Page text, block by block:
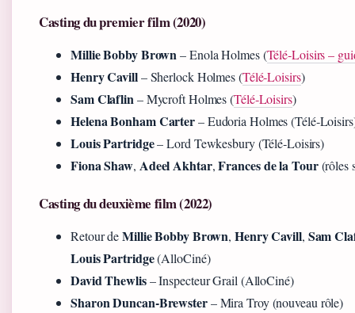
Casting du premier film (2020)
Millie Bobby Brown– Enola Holmes (Télé‑Loisirs –
Henry Cavill– Sherlock Holmes (Télé‑Loisirs)
Sam Claflin– Mycroft Holmes (Télé‑Loisirs)
Helena Bonham Carter– Eudoria Holmes
Louis Partridge– Lord Tewkesbury (Télé‑Loisirs)
Fiona Shaw, Adeel Akhtar,Frances de la Tour(rôles
Casting du deuxième film (2022)
Retour deMillie Bobby Brown,Henry Cavill, Sam
Louis Partridge(AlloCiné)
David Thewlis– Inspecteur Grail (AlloCiné)
Sharon Duncan-Brewster– Mira Troy (nouveau rôle)